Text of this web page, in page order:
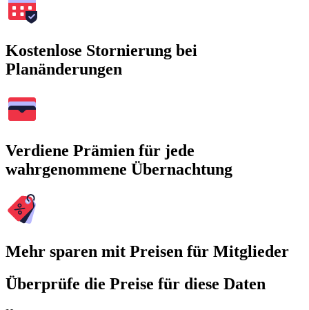
Kostenlose Stornierung bei
Planänderungen
Verdiene Prämien für jede
wahrgenommene Übernachtung
Mehr sparen mit Preisen für Mitglieder
Überprüfe die Preise für diese Daten